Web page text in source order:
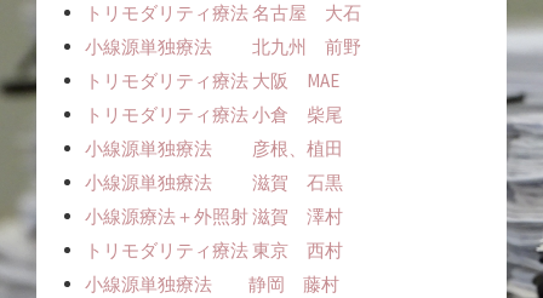
トリモダリティ療法 名古屋 大石
小線源単独療法 北九州 前野
トリモダリティ療法 大阪 MAE
トリモダリティ療法 小倉 柴尾
小線源単独療法 彦根、植田
小線源単独療法 滋賀 石黒
小線源療法＋外照射 滋賀 澤村
トリモダリティ療法 東京 西村
小線源単独療法 静岡 藤村